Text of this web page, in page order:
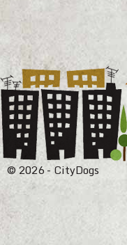
© 2026 - CityDogs